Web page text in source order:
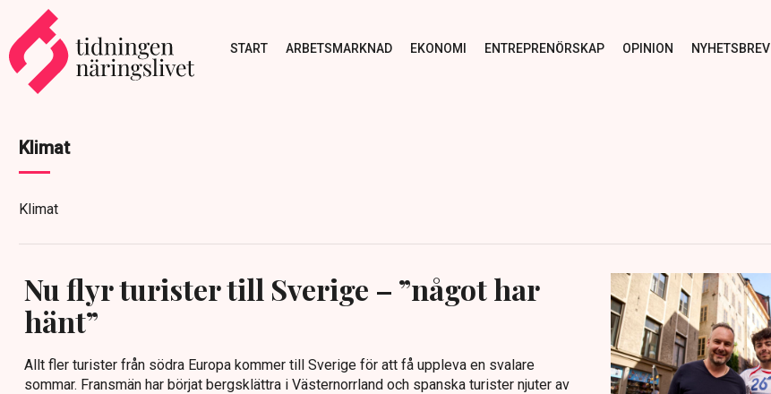
START ARBETSMARKNAD EKONOMI ENTREPRENÖRSKAP OPINION NYHETSBREV
Klimat
Klimat
Nu flyr turister till Sverige – ”något har
hänt”
Allt fler turister från södra Europa kommer till Sverige för att få uppleva en svalare
sommar. Fransmän har börjat bergsklättra i Västernorrland och spanska turister njuter av